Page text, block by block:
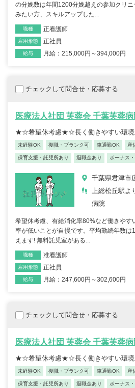
の分娩数は年間1200分娩越えの参加クリ
みたい方、スキルアップした...
職種 正看護師
雇用形態 正社員
給与 月給：215,000円～394,000円
チェックして問合せ・応募する
医療法人社団 芙蓉会 千葉芙蓉
★☆希望休考慮★☆長く働きやすい環境
未経験OK 復職・ブランク可 車通勤OK 産
保育支援・託児所あり 退職金あり ボーナス
千葉県君津市
上総松丘駅よ
病院
希望休考慮、有給消化率80%など働きやす
率が低いことが自慢です。平均勤続年数
えます! 無料託児室がある...
職種 准看護師
雇用形態 正社員
給与 月給：247,600円～302,600円
チェックして問合せ・応募する
医療法人社団 芙蓉会 千葉芙蓉
★☆希望休考慮★☆長く働きやすい環境
未経験OK 復職・ブランク可 車通勤OK 産
保育支援・託児所あり 退職金あり ボーナス